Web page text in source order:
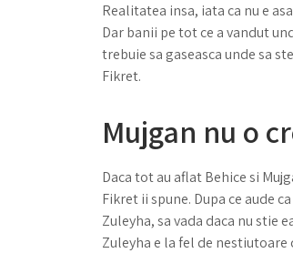
Realitatea insa, iata ca nu e
Dar banii pe tot ce a vandut
trebuie sa gaseasca unde sa
Fikret.
Mujgan nu o
Daca tot au aflat Behice si
Fikret ii spune. Dupa ce aude
Zuleyha, sa vada daca nu stie
Zuleyha e la fel de nestiutoare